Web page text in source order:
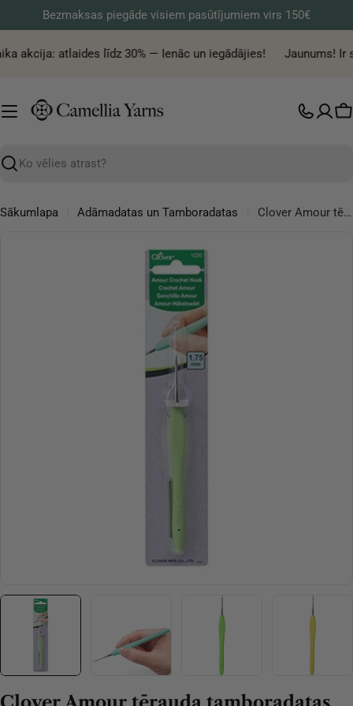
uz
saturu
Bezmaksas piegāde visiem pasūtījumiem virs 150€
akcija: atlaides līdz 30% — Ienāc un iegādājies! Jaunums! Ir
Meklēt
Sākumlapa Adāmadatas un Tamboradatas
Clover Amour tērauda tamboradatas 0,60-1,75 mm